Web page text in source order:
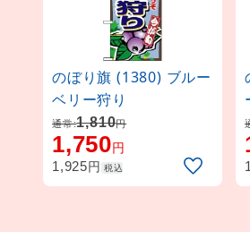
のぼり旗 (1380) ブルー
ベリー狩り
通常:1,810円
1,750円
1,925円 税込